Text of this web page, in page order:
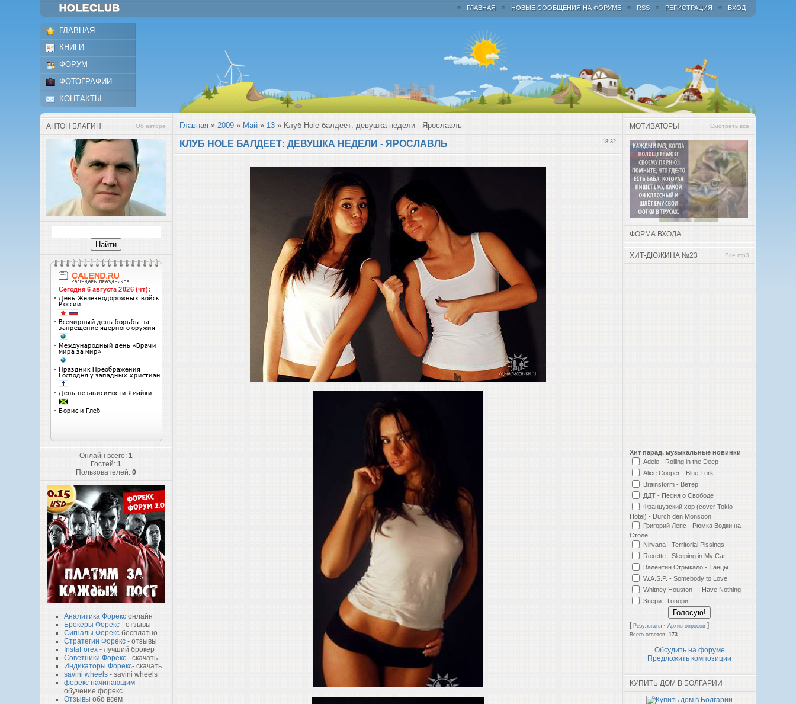
ВХОД
РЕГИСТРАЦИЯ
RSS
НОВЫЕ СООБЩЕНИЯ НА ФОРУМЕ
ГЛАВНАЯ
ГЛАВНАЯ
КНИГИ
ФОРУМ
ФОТОГРАФИИ
КОНТАКТЫ
АНТОН БЛАГИН Об авторе
Онлайн всего:1
Гостей:1
Пользователей:0
Аналитика Форекс онлайн
Брокеры Форекс - отзывы
Сигналы Форекс бесплатно
Стратегии Форекс - отзывы
InstaForex - лучший брокер
Советники Форекс - скачать
Индикаторы Форекс- скачать
savini wheels - savini wheels
форекс начинающим -
обучение форекс
Отзывы обо всем
Главная »2009 » Май » 13 » Клуб Hole балдеет: девушка недели - Ярославль
18:32
КЛУБ HOLE БАЛДЕЕТ: ДЕВУШКА НЕДЕЛИ - ЯРОСЛАВЛЬ
МОТИВАТОРЫ Смотреть все
ФОРМА ВХОДА
ХИТ-ДЮЖИНА №23 Все mp3
Хит парад, музыкальные новинки
Adele - Rolling in the Deep
Alice Cooper - Blue Turk
Brainstorm - Ветер
ДДТ - Песня о Свободе
Французский хор (cover Tokio
Hotel) - Durch den Monsoon
Григорий Лепс - Рюмка Водки на
Столе
Nirvana - Territorial Pissings
Roxette - Sleeping in My Car
Валентин Стрыкало - Танцы
W.A.S.P. - Somebody to Love
Whitney Houston - I Have Nothing
Звери - Говори
[Результаты ·Архив опросов ]
Всего ответов:173
Обсудить на форуме
Предложить композиции
КУПИТЬ ДОМ В БОЛГАРИИ